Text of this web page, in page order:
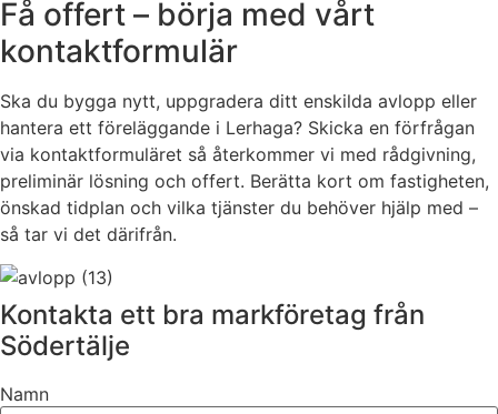
Få offert – börja med vårt
kontaktformulär
Ska du bygga nytt, uppgradera ditt enskilda avlopp eller
hantera ett föreläggande i Lerhaga? Skicka en förfrågan
via kontaktformuläret så återkommer vi med rådgivning,
preliminär lösning och offert. Berätta kort om fastigheten,
önskad tidplan och vilka tjänster du behöver hjälp med –
så tar vi det därifrån.
Kontakta ett bra markföretag från
Södertälje
Namn